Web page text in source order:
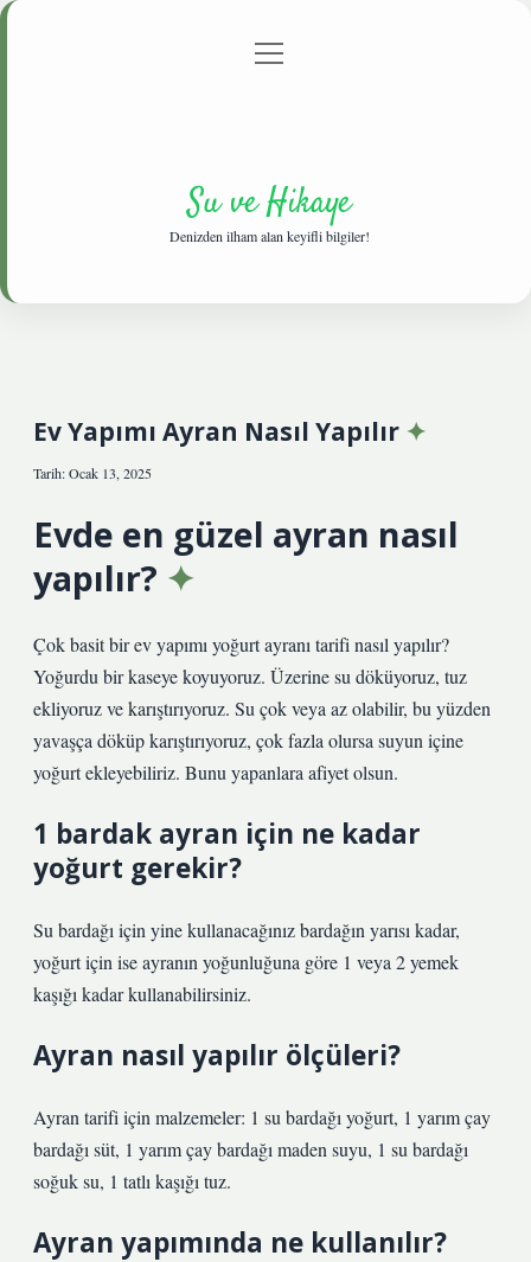
Gizlilik Politikası
menüyü
Su ve Hikaye
Denizden ilham alan keyifli bilgiler!
Ev Yapımı Ayran Nasıl Yapılır
Tarih: Ocak 13, 2025
Evde en güzel ayran nasıl
yapılır?
Çok basit bir ev yapımı yoğurt ayranı tarifi nasıl yapılır?
Yoğurdu bir kaseye koyuyoruz. Üzerine su döküyoruz, tuz
ekliyoruz ve karıştırıyoruz. Su çok veya az olabilir, bu yüzden
yavaşça döküp karıştırıyoruz, çok fazla olursa suyun içine
yoğurt ekleyebiliriz. Bunu yapanlara afiyet olsun.
1 bardak ayran için ne kadar
yoğurt gerekir?
Su bardağı için yine kullanacağınız bardağın yarısı kadar,
yoğurt için ise ayranın yoğunluğuna göre 1 veya 2 yemek
kaşığı kadar kullanabilirsiniz.
Ayran nasıl yapılır ölçüleri?
Ayran tarifi için malzemeler: 1 su bardağı yoğurt, 1 yarım çay
bardağı süt, 1 yarım çay bardağı maden suyu, 1 su bardağı
soğuk su, 1 tatlı kaşığı tuz.
Ayran yapımında ne kullanılır?